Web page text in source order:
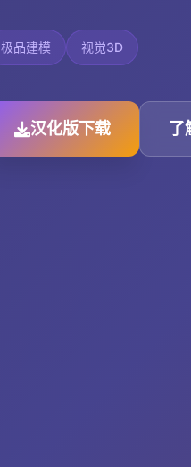
极品建模 视觉3D
汉化版下载 了